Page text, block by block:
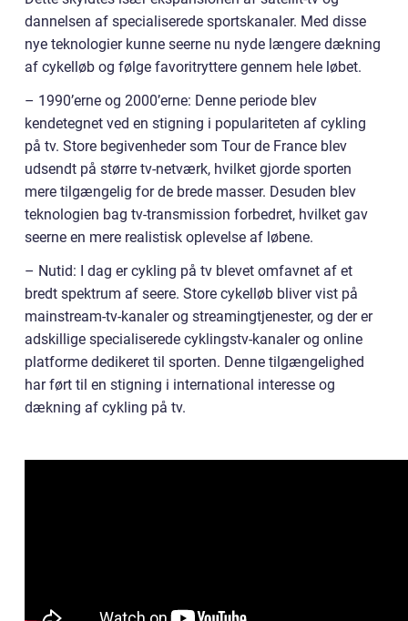
dannelsen af specialiserede sportskanaler. Med disse
nye teknologier kunne seerne nu nyde længere dækning
af cykelløb og følge favoritryttere gennem hele løbet.
– 1990’erne og 2000’erne: Denne periode blev
kendetegnet ved en stigning i populariteten af cykling
på tv. Store begivenheder som Tour de France blev
udsendt på større tv-netværk, hvilket gjorde sporten
mere tilgængelig for de brede masser. Desuden blev
teknologien bag tv-transmission forbedret, hvilket gav
seerne en mere realistisk oplevelse af løbene.
– Nutid: I dag er cykling på tv blevet omfavnet af et
bredt spektrum af seere. Store cykelløb bliver vist på
mainstream-tv-kanaler og streamingtjenester, og der er
adskillige specialiserede cyklingstv-kanaler og online
platforme dedikeret til sporten. Denne tilgængelighed
har ført til en stigning i international interesse og
dækning af cykling på tv.